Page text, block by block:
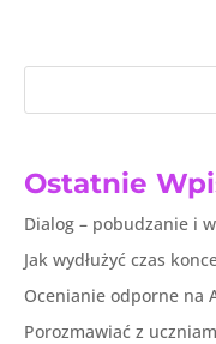
Ostatnie
Dialog – pobudzanie i
Jak wydłużyć czas
Ocenianie odporne na
Porozmawiać z